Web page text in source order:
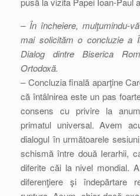
– În încheiere, mulţumindu-
mai solicităm o concluzie a
Dialog dintre Biserica
Ortodoxă.
– Concluzia finală aparţine
că întâlnirea este un pas
consens cu privire la
primatul universal. Avem
dialogul în următoarele
schismă între două Ierarhii,
diferite căi la nivel mondial.
diferenţiere şi îndepărtare